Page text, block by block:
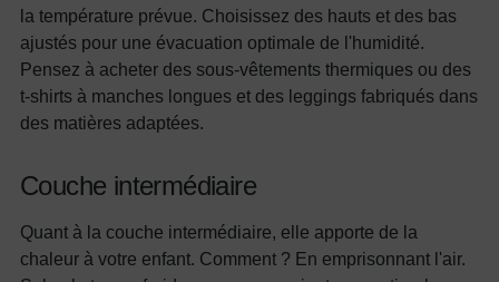
la température prévue. Choisissez des hauts et des bas
ajustés pour une évacuation optimale de l'humidité.
Pensez à acheter des sous-vêtements thermiques ou des
t-shirts à manches longues et des leggings fabriqués dans
des matières adaptées.
Couche intermédiaire
Quant à la couche intermédiaire, elle apporte de la
chaleur à votre enfant. Comment ? En emprisonnant l'air.